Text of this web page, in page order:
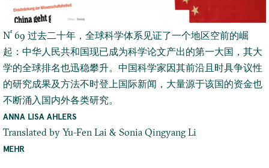
Nr69 过去二十年，全球科学体系见证了一个地区空前的崛
起：中华人民共和国现已成为科学论文产出的第一大国，其大
学的全球排名也迅稳攀升。中国科学家因其前沿且时具争议性
的研究成果及方法不时登上国际新闻，大量源于该国的资金也
不断涌入国内外各类研究。
ANNA LISA AHLERS
Translated by Yu-Fen Lai & Sonia Qingyang Li
MEHR